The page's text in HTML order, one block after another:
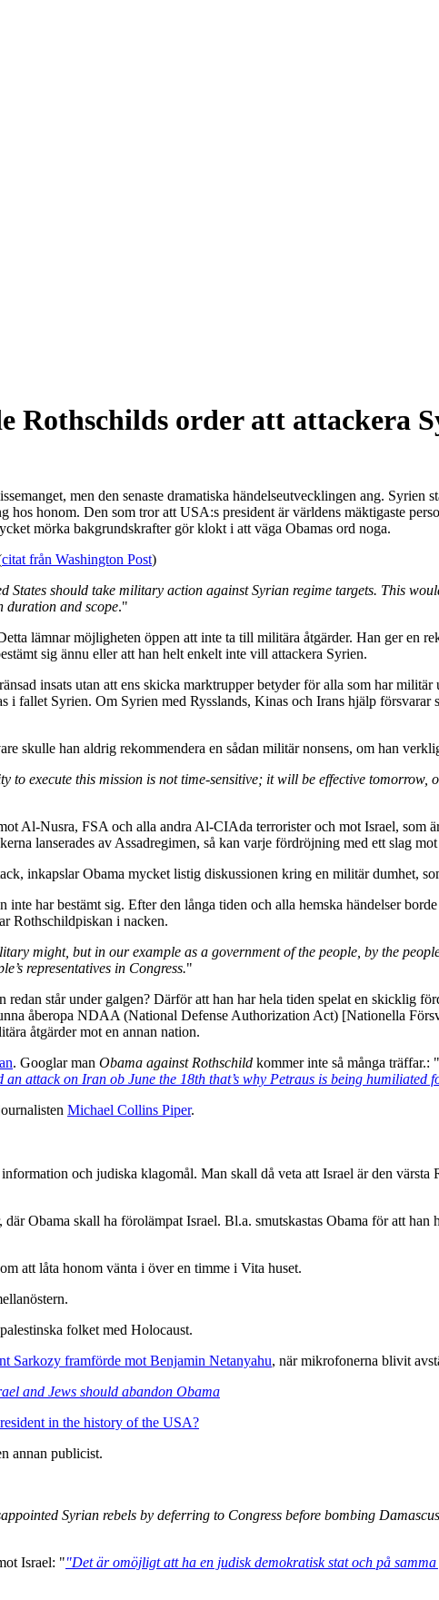
Rothschilds order att attackera
men den senaste dramatiska händelseutvecklingen ang.
honom. Den som tror att USA:s president är världens mäktigaste
mörka bakgrundskrafter gör klokt i att väga Obamas ord noga.
citat från Washington Post)
should take military action against Syrian regime targets. This
duration and scope."
lämnar möjligheten öppen att inte ta till militära åtgärder. Han ger en
sig ännu eller att han helt enkelt inte vill attackera Syrien.
insats utan att ens skicka marktrupper betyder för alla som har
i fallet Syrien. Om Syrien med Rysslands, Kinas och Irans hjälp
skulle han aldrig rekommendera en sådan militär nonsens, om han
to execute this mission is not time-sensitive; it will be effective
Al-Nusra, FSA och alla andra Al-CIAda terrorister och mot Israel, som
lanserades av Assadregimen, så kan varje fördröjning med ett slag
inkapslar Obama mycket listig diskussionen kring en militär dumhet,
inte har bestämt sig. Efter den långa tiden och alla hemska händelser
Rothschildpiskan i nacken.
might, but in our example as a government of the people, by the
representatives in Congress."
redan står under galgen? Därför att han har hela tiden spelat en skicklig
åberopa NDAA (National Defense Authorization Act) [Nationella
åtgärder mot en annan nation.
. Googlar man Obama against Rothschild kommer inte så många träffar.: "
attack on Iran ob June the 18th that’s why Petraus is being humiliated
Michael Collins Piper.
och judiska klagomål. Man skall då veta att Israel är den
Obama skall ha förolämpat Israel. Bl.a. smutskastas Obama för att
att låta honom vänta i över en timme i Vita huset.
folket med Holocaust.
Sarkozy framförde mot Benjamin Netanyahu, när mikrofonerna blivit
and Jews should abandon Obama
in the history of the USA?
annan publicist.
Syrian rebels by deferring to Congress before bombing
Israel: ""Det är omöjligt att ha en judisk demokratisk stat och på